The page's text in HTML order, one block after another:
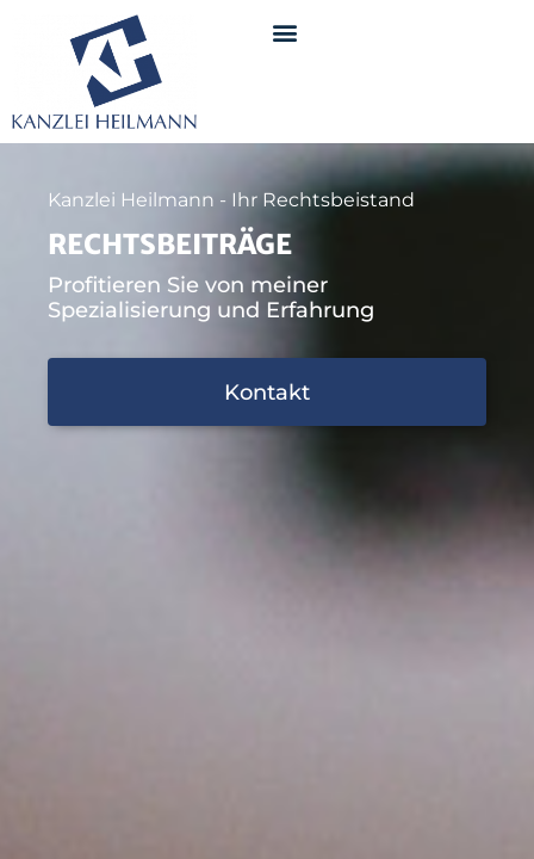
Kanzlei Heilmann - Ihr Rechtsbeistand
RECHTSBEITRÄGE
Profitieren Sie von meiner
Spezialisierung und Erfahrung
Kontakt